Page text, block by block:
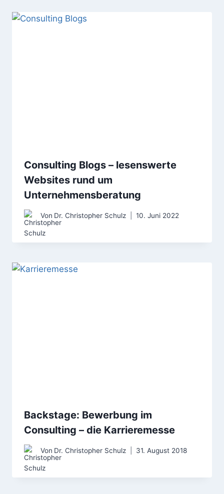
Consulting Blogs – lesenswerte
Websites rund um
Unternehmensberatung
Von Dr. Christopher Schulz 10. Juni 2022
Backstage: Bewerbung im
Consulting – die Karrieremesse
Von Dr. Christopher Schulz 31. August 2018